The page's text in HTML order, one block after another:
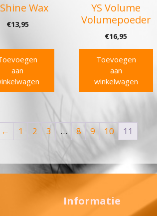
Wax
€13,95
aan
YS Volume
Volumepoeder
€16,95
Toevoegen
aan
winkelwagen
← 1 2 3 … 8 9 10 11
Informatie